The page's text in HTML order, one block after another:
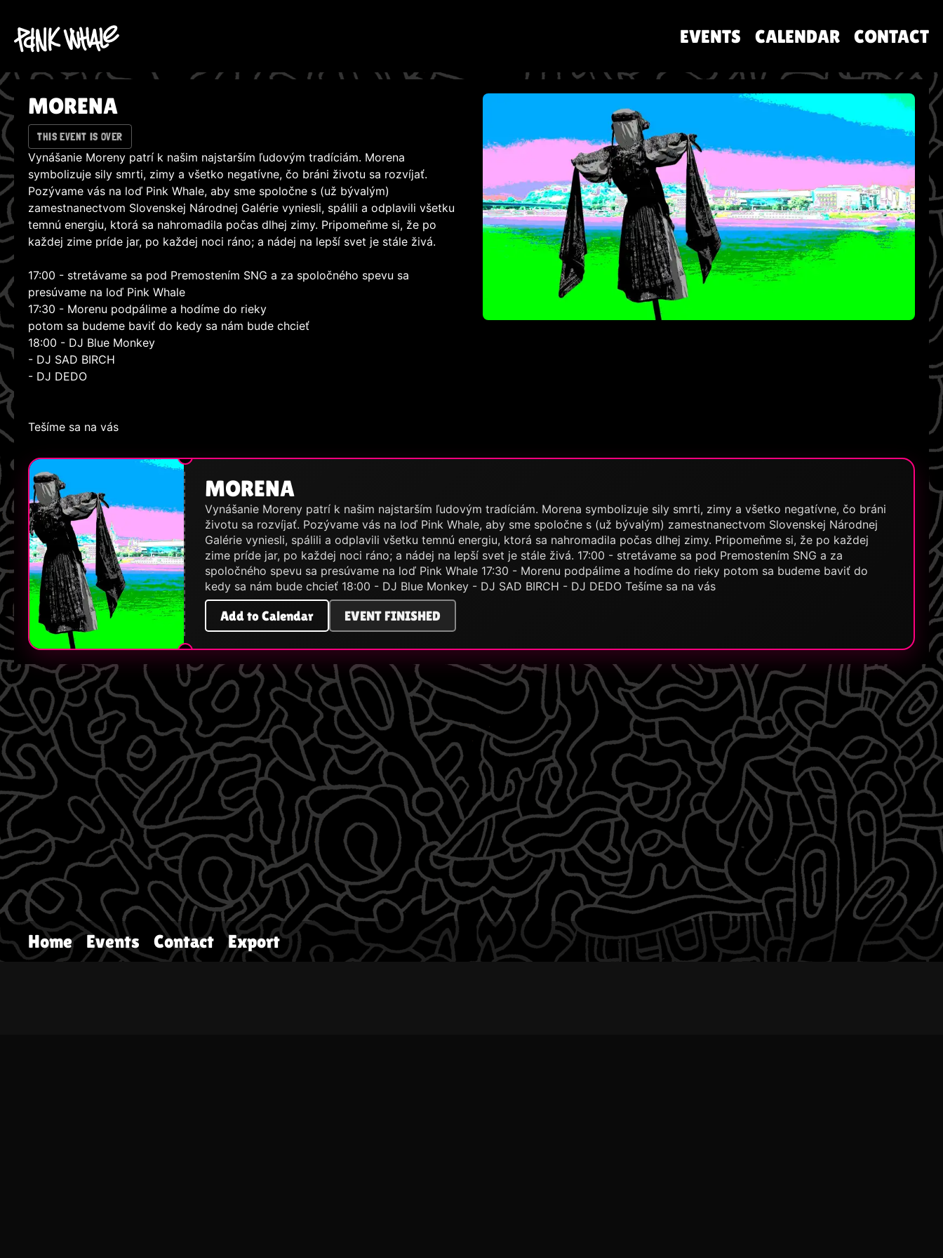
EVENTS CALENDAR CONTACT
MORENA
THIS EVENT IS OVER
Vynášanie Moreny patrí k našim najstarším ľudovým tradíciám. Morena
symbolizuje sily smrti, zimy a všetko negatívne, čo bráni životu sa rozvíjať.
Pozývame vás na loď Pink Whale, aby sme spoločne s (už bývalým)
zamestnanectvom Slovenskej Národnej Galérie vyniesli, spálili a odplavili všetku
temnú energiu, ktorá sa nahromadila počas dlhej zimy. Pripomeňme si, že po
každej zime príde jar, po každej noci ráno; a nádej na lepší svet je stále živá.
17:00 - stretávame sa pod Premostením SNG a za spoločného spevu sa
presúvame na loď Pink Whale
17:30 - Morenu podpálime a hodíme do rieky
potom sa budeme baviť do kedy sa nám bude chcieť
18:00 - DJ Blue Monkey
- DJ SAD BIRCH
- DJ DEDO
Tešíme sa na vás
MORENA
Vynášanie Moreny patrí k našim najstarším ľudovým tradíciám. Morena symbolizuje sily smrti, zimy a všetko negatívne, čo bráni
životu sa rozvíjať. Pozývame vás na loď Pink Whale, aby sme spoločne s (už bývalým) zamestnanectvom Slovenskej Národnej
Galérie vyniesli, spálili a odplavili všetku temnú energiu, ktorá sa nahromadila počas dlhej zimy. Pripomeňme si, že po každej
zime príde jar, po každej noci ráno; a nádej na lepší svet je stále živá. 17:00 - stretávame sa pod Premostením SNG a za
spoločného spevu sa presúvame na loď Pink Whale 17:30 - Morenu podpálime a hodíme do rieky potom sa budeme baviť do
kedy sa nám bude chcieť 18:00 - DJ Blue Monkey - DJ SAD BIRCH - DJ DEDO Tešíme sa na vás
Add to Calendar EVENT FINISHED
Home Events Contact Export